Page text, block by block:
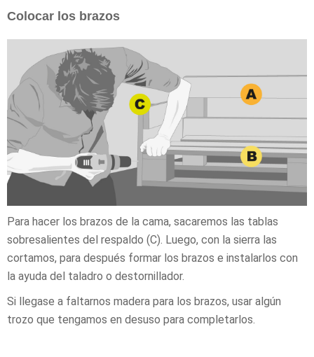
Colocar los brazos
Para hacer los brazos de la cama, sacaremos las tablas
sobresalientes del respaldo (C). Luego, con la sierra las
cortamos, para después formar los brazos e instalarlos con
la ayuda del taladro o destornillador.
Si llegase a faltarnos madera para los brazos, usar algún
trozo que tengamos en desuso para completarlos.